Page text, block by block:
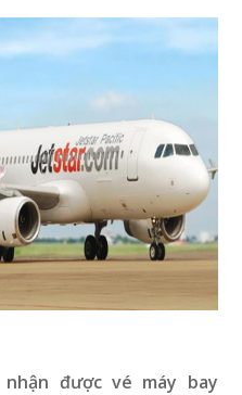
được vé máy bay